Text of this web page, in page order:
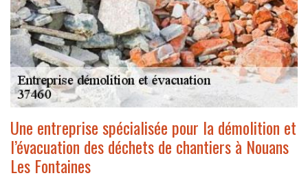
Une entreprise spécialisée pour la démolition et
l’évacuation des déchets de chantiers à Nouans
Les Fontaines